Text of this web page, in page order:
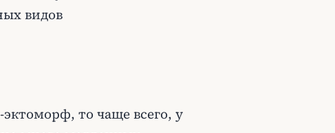
видов
то чаще всего, у